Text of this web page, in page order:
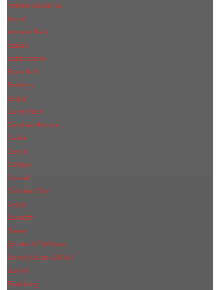
Antonio Banderas
Armaf
Armand Basi
Azzaro
Baldessarini
Bond № 9
Burberry
Bvlgari
Calvin Klein
Carolina Herrera
Cartier
Cerruti
Сliniquе
Chanel
Christian Dior
Creed
Davidoff
Diesel
Дольче & Габбана
Donna Karan (DKNY)
Dunhill
Eisenberg